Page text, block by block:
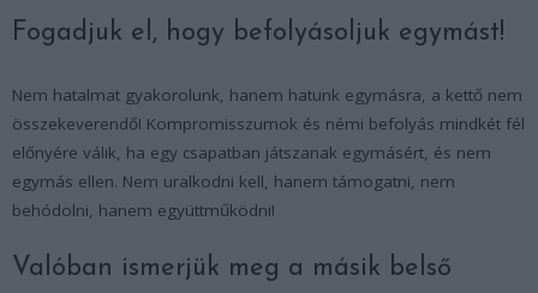
Fogadjuk el, hogy befolyásoljuk egymást!
Nem hatalmat gyakorolunk, hanem hatunk egymásra, a kettő nem
összekeverendő! Kompromisszumok és némi befolyás mindkét fél
előnyére válik, ha egy csapatban játszanak egymásért, és nem
egymás ellen. Nem uralkodni kell, hanem támogatni, nem
behódolni, hanem együttműködni!
Valóban ismerjük meg a másik belső